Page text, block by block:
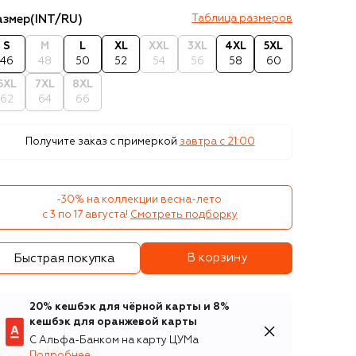
(INT/RU) Таблица размеров
S
46
M
48
L
50
XL
52
XXL
54
3XL
56
4XL
58
5XL
60
62
7XL
64
8XL
66
Получите заказ с примеркой завтра c 21:00
-30% на коллекции весна-лето
с 3 по 17 августа! Смотреть подборку
Быстрая покупка В корзину
20% кешбэк для чёрной карты и 8%
кешбэк для оранжевой карты
С Альфа-Банком на карту ЦУМа